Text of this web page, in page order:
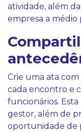
atividade, além
empresa a médio
Crie uma ata
cada encontro e
funcionários.
gestor, além de
oportunidade de